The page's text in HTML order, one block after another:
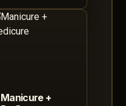
Manicure +